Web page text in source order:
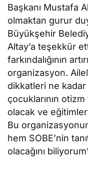
Başkanı Mustafa
olmaktan gurur
Büyükşehir
Altay’a teşekkür
farkındalığının
organizasyon.
dikkatleri ne
çocuklarının
olacak ve
Bu
hem SOBE’nin
olacağını